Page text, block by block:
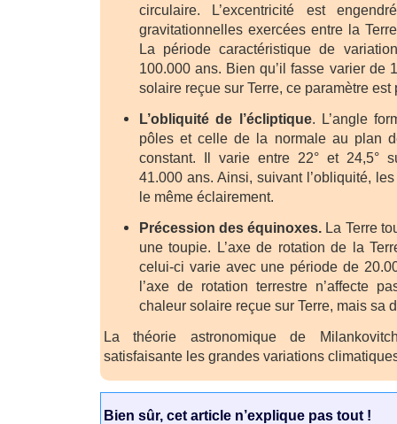
circulaire. L’excentricité est
gravitationnelles exercées entre la
La période caractéristique de
100.000 ans. Bien qu’il fasse varier de
solaire reçue sur Terre, ce paramètre
L’obliquité de l’écliptique. L’angle
pôles et celle de la normale au plan
constant. Il varie entre 22° et 24,5°
41.000 ans. Ainsi, suivant l’obliquité,
le même éclairement.
Précession des équinoxes. La Terre
une toupie. L’axe de rotation de la
celui-ci varie avec une période de
l’axe de rotation terrestre n’affecte
chaleur solaire reçue sur Terre, mais sa
La théorie astronomique de
satisfaisante les grandes variations
Bien sûr, cet article n’explique pas tout !